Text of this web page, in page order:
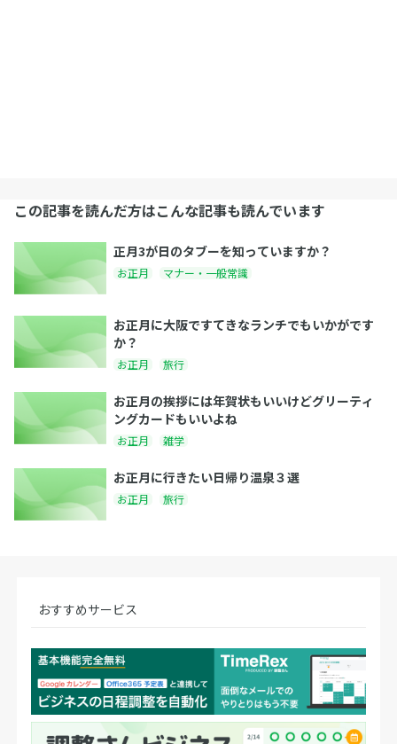
この記事を読んだ方はこんな記事も読んでいます
正月3が日のタブーを知っていますか？
お正月 マナー・一般常識
お正月に大阪ですてきなランチでもいかがです
か？
お正月 旅行
お正月の挨拶には年賀状もいいけどグリーティ
ングカードもいいよね
お正月 雑学
お正月に行きたい日帰り温泉３選
お正月 旅行
おすすめサービス